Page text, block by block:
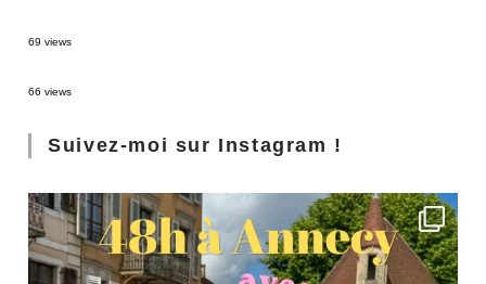
69 views
66 views
Suivez-moi sur Instagram !